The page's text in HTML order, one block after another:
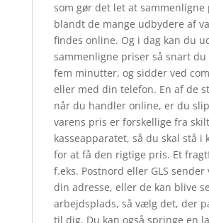
som gør det let at sammenligne
blandt de mange udbydere af
findes online. Og i dag kan du
sammenligne priser så snart
fem minutter, og sidder ved
eller med din telefon. En af de
når du handler online, er du
varens pris er forskellige fra
kasseapparatet, så du skal stå i
for at få den rigtige pris. Et
f.eks. Postnord eller GLS
din adresse, eller de kan blive
arbejdsplads, så vælg det, der
til dig. Du kan også springe en